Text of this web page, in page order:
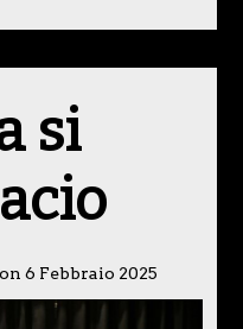
si
on 6 Febbraio 2025